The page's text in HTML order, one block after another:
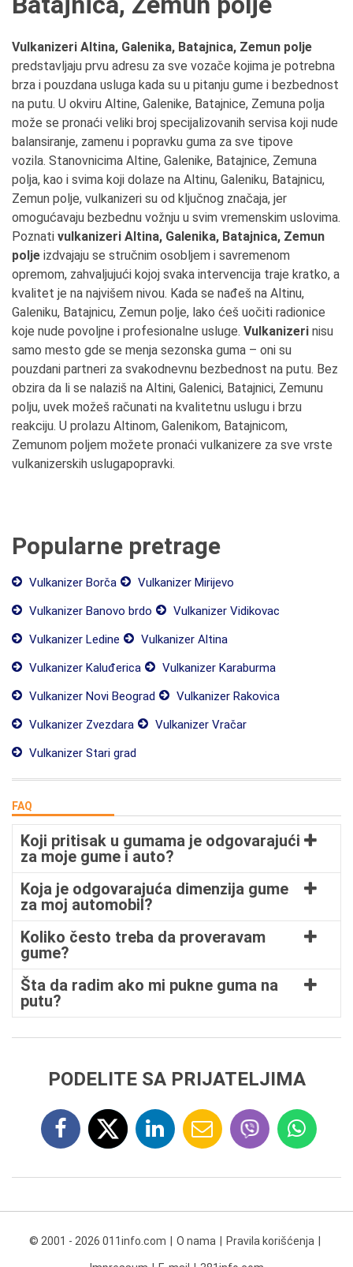
Vulkanizeri Altina, Galenika, Batajnica, Zemun polje
predstavljaju prvu adresu za sve vozače kojima je potrebna
brza i pouzdana usluga kada su u pitanju gume i bezbednost
na putu. U okviru Altine, Galenike, Batajnice, Zemuna polja
može se pronaći veliki broj specijalizovanih servisa koji nude
balansiranje, zamenu i popravku guma za sve tipove
vozila. Stanovnicima Altine, Galenike, Batajnice, Zemuna
polja, kao i svima koji dolaze na Altinu, Galeniku, Batajnicu,
Zemun polje, vulkanizeri su od ključnog značaja, jer
omogućavaju bezbednu vožnju u svim vremenskim uslovima.
Poznati vulkanizeri Altina, Galenika, Batajnica, Zemun
polje izdvajaju se stručnim osobljem i savremenom
opremom, zahvaljujući kojoj svaka intervencija traje kratko, a
kvalitet je na najvišem nivou. Kada se nađeš na Altinu,
Galeniku, Batajnicu, Zemun polje, lako ćeš uočiti radionice
koje nude povoljne i profesionalne usluge. Vulkanizeri nisu
samo mesto gde se menja sezonska guma – oni su
pouzdani partneri za svakodnevnu bezbednost na putu. Bez
obzira da li se nalaziš na Altini, Galenici, Batajnici, Zemunu
polju, uvek možeš računati na kvalitetnu uslugu i brzu
reakciju. U prolazu Altinom, Galenikom, Batajnicom,
Zemunom poljem možete pronaći vulkanizere za sve vrste
vulkanizerskih uslugapopravki.
Popularne pretrage
Vulkanizer Borča
Vulkanizer Mirijevo
Vulkanizer Banovo brdo
Vulkanizer Vidikovac
Vulkanizer Ledine
Vulkanizer Altina
Vulkanizer Kaluđerica
Vulkanizer Karaburma
Vulkanizer Novi Beograd
Vulkanizer Rakovica
Vulkanizer Zvezdara
Vulkanizer Vračar
Vulkanizer Stari grad
FAQ
Koji pritisak u gumama je odgovarajući
za moje gume i auto?
Koja je odgovarajuća dimenzija gume
za moj automobil?
Koliko često treba da proveravam
gume?
Šta da radim ako mi pukne guma na
putu?
PODELITE SA PRIJATELJIMA
© 2001 - 2026 011info.com O nama Pravila korišćenja